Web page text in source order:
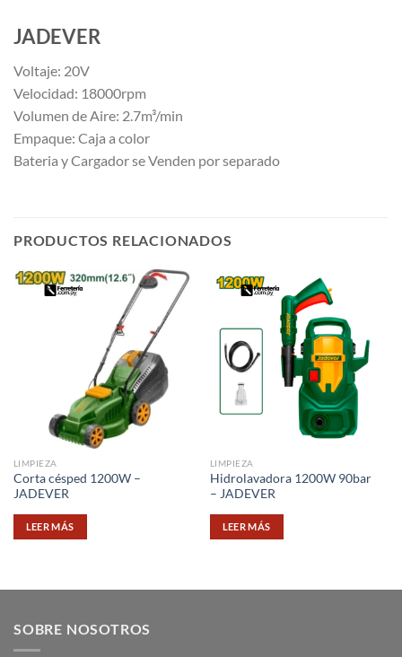
JADEVER
Voltaje: 20V
Velocidad: 18000rpm
Volumen de Aire: 2.7m³/min
Empaque: Caja a color
Bateria y Cargador se Venden por separado
PRODUCTOS RELACIONADOS
LIMPIEZA
Corta césped 1200W –
JADEVER
LEER MÁS
LIMPIEZA
Hidrolavadora 1200W 90bar
– JADEVER
LEER MÁS
SOBRE NOSOTROS